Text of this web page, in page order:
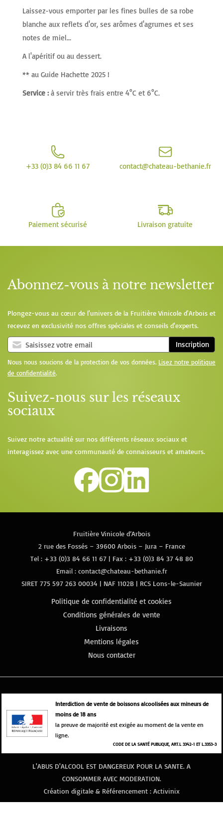
Laissez-vous emporter par les fines bulles de sa robe
blanche aux reflets d'or, ses arômes d'agrumes et ses
notes de miel...
A l'apéritif ou au dessert.
** au Guide Hachette 2025 !
Service :à servir très frais entre 4°C et 6°C.
+33 (0)3 84 66 11 67 contact@chateau-bethanie.fr
Paiement sécurisé Livraison gratuite
Abonnez-vous à notre newsletter
Plongez-vous au cœur de l'univers de la Fruitière Vinicole d'Arbois et
recevez en exclusivité nos offres spéciales et conseils d'experts.
Inscription
Nous nous soucions de la protection de vos données. Lisez notre politique
de confidentialité.
Suivez-nous sur les réseaux
sociaux
Suivez notre actualité sur nos différents réseaux sociaux et
interagissez avec une communauté de connaisseurs et amateurs.
Fruitière Vinicole d’Arbois
2 rue des Fossés – 39600 Arbois – Jura – France
Tel : +33 (0)3 84 66 11 67| Fax : +33 (0)3 84 37 48 80
Email : contact@chateau-bethanie.fr
SIRET 775 597 263 00034 | NAF 1102B | RCS Lons-le-Saunier
Politique de confidentialité et cookies
Conditions générales de vente
Livraisons
Mentions légales
Nous contacter
Interdiction de vente de boissons alcoolisées aux mineurs de
moins de 18 ans
la preuve de majorité est exigée au moment de la vente en
ligne.
CODE DE LA SANTÉ PUBLIQUE, ART.L 3342-1 ET L.3353-3
L'ABUS D'ALCOOL EST DANGEREUX POUR LA SANTE. A
CONSOMMER AVEC MODERATION.
Création digitale & Référencement : Activinix